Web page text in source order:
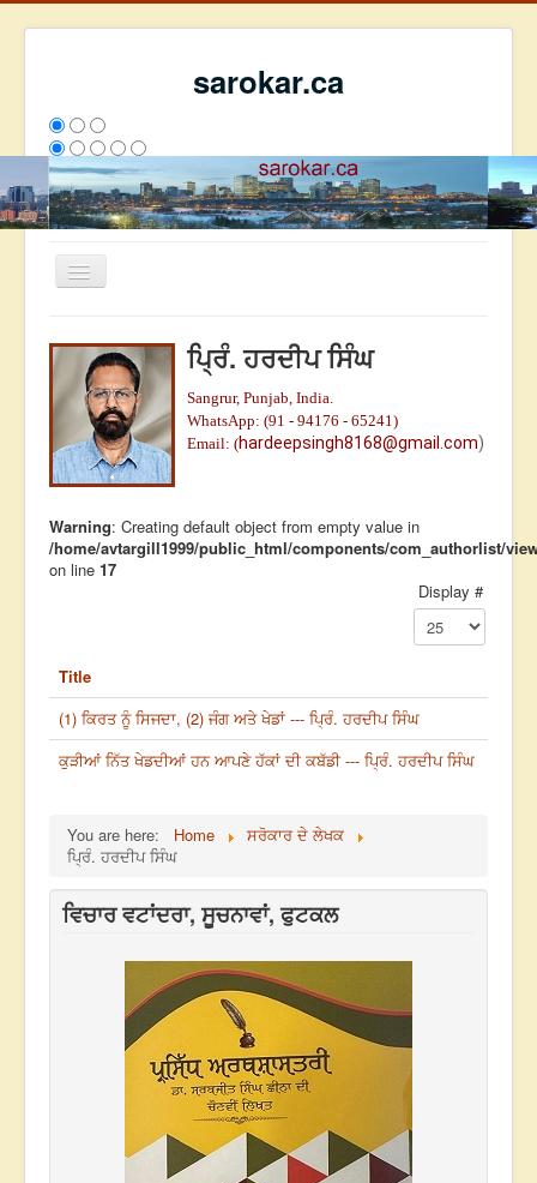
sarokar.ca
Toggle
ਰਚਨਾਵਾਂ
ਸਰੋਕਾਰ ਦੇ ਲੇਖਕ
ਸੰਪਰਕ
We have 78 guests and no members online
2792680
ਅੱਜ4997 ਕੱਲ੍ਹ6377
ਪ੍ਰਿੰ. ਹਰਦੀਪ ਸਿੰਘ
Sangrur, Punjab, India.
WhatsApp: (91 - 94176 - 65241)
Email: (hardeepsingh8168@gmail.com)
Warning: Creating default object from empty value in
/home/avtargill1999/public_html/components/com_authorlist/
on line 17
Display #
Title
(1) ਕਿਰਤ ਨੂੰ ਸਿਜਦਾ, (2) ਜੰਗ ਅਤੇ ਖੇਡਾਂ --- ਪ੍ਰਿੰ. ਹਰਦੀਪ ਸਿੰਘ
ਕੁੜੀਆਂ ਨਿੱਤ ਖੇਡਦੀਆਂ ਹਨ ਆਪਣੇ ਹੱਕਾਂ ਦੀ ਕਬੱਡੀ --- ਪ੍ਰਿੰ. ਹਰਦੀਪ ਸਿੰਘ
You are here: Home
ਸਰੋਕਾਰ ਦੇ ਲੇਖਕ
ਪ੍ਰਿੰ. ਹਰਦੀਪ ਸਿੰਘ
ਵਿਚਾਰ ਵਟਾਂਦਰਾ, ਸੂਚਨਾਵਾਂ, ਫੁਟਕਲ